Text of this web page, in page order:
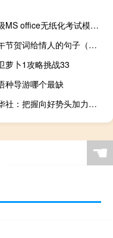
二级MS office无纸化考试模拟软件 V2017.3.001 免费版（二级MS office无纸化考试模拟软件 V2017.3.001 免费版功能简介）
端午节贺词给情人的句子（端午节贺词）
萝卜1攻略挑战33
种导游哪个最缺
新华社：把握向好势头加力稳就业
☚